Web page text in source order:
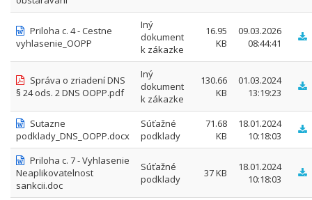
Priloha c. 4 - Cestne
vyhlasenie_OOPP
Iný
dokument
k zákazke
16.95
KB
09.03.2026
08:44:41
Správa o zriadení DNS
§ 24 ods. 2 DNS OOPP.pdf
Iný
dokument
k zákazke
130.66
KB
01.03.2024
13:19:23
Sutazne
podklady_DNS_OOPP.docx
Súťažné
podklady
71.68
KB
18.01.2024
10:18:03
Priloha c. 7 - Vyhlasenie
Neaplikovatelnost
sankcii.doc
Súťažné
podklady
37 KB
18.01.2024
10:18:03